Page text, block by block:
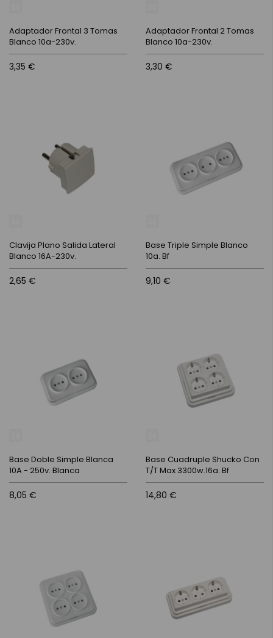
Adaptador Frontal 3 Tomas
Blanco 10a-230v.
3,35 €
Adaptador Frontal 2 Tomas
Blanco 10a-230v.
3,30 €
Clavija Plano Salida Lateral
Blanco 16A-230v.
2,65 €
Base Triple Simple Blanco
10a. Bf
9,10 €
Base Doble Simple Blanca
10A - 250v. Blanca
8,05 €
Base Cuadruple Shucko Con
T/T Max 3300w.16a. Bf
14,80 €